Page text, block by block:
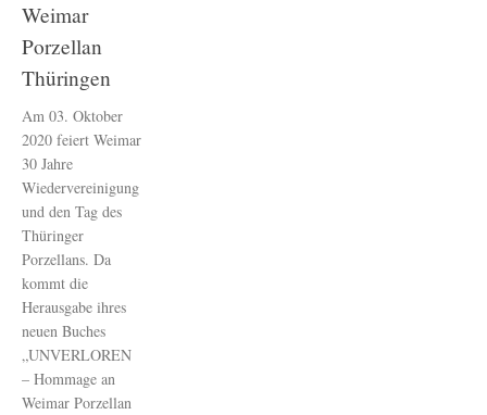
Weimar
Porzellan
Thüringen
Am 03. Oktober
2020 feiert Weimar
30 Jahre
Wiedervereinigung
und den Tag des
Thüringer
Porzellans. Da
kommt die
Herausgabe ihres
neuen Buches
„UNVERLOREN
– Hommage an
Weimar Porzellan